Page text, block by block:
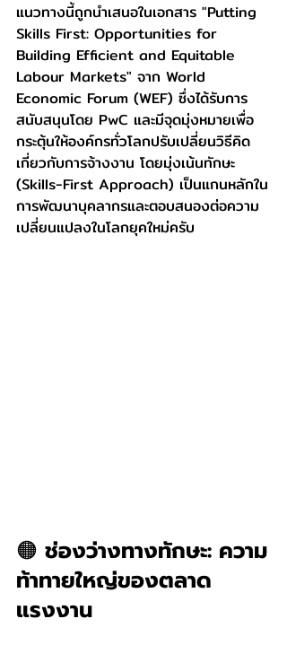
แนวทางนี้ถูกนำเสนอในเอกสาร "Putting
Skills First: Opportunities for
Building Efficient and Equitable
Labour Markets" จาก World
Economic Forum (WEF) ซึ่งได้รับการ
สนับสนุนโดย PwC และมีจุดมุ่งหมายเพื่อ
กระตุ้นให้องค์กรทั่วโลกปรับเปลี่ยนวิธีคิด
เกี่ยวกับการจ้างงาน โดยมุ่งเน้นทักษะ
(Skills-First Approach) เป็นแกนหลักใน
การพัฒนาบุคลากรและตอบสนองต่อความ
เปลี่ยนแปลงในโลกยุคใหม่ครับ
🟠 ช่องว่างทางทักษะ: ความ
ท้าทายใหญ่ของตลาด
แรงงาน